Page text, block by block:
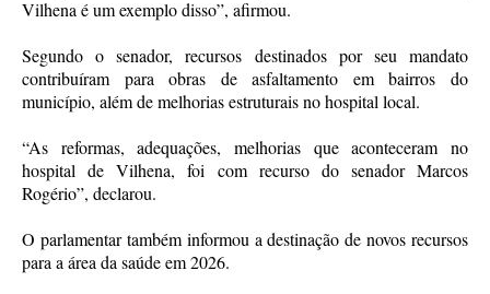
Vilhena é um exemplo disso”, afirmou.
Segundo o senador, recursos destinados por seu mandato
contribuíram para obras de asfaltamento em bairros do
município, além de melhorias estruturais no hospital local.
“As reformas, adequações, melhorias que aconteceram no
hospital de Vilhena, foi com recurso do senador Marcos
Rogério”, declarou.
O parlamentar também informou a destinação de novos recursos
para a área da saúde em 2026.